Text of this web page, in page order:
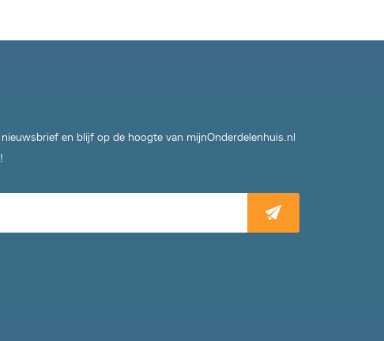
en blijf op de hoogte van mijnOnderdelenhuis.nl